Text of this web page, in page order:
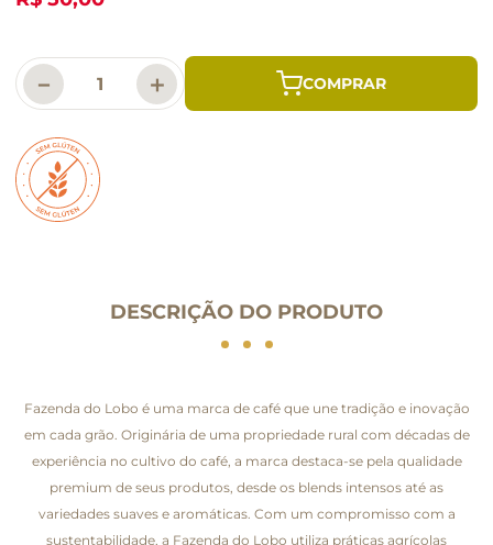
＋
－
DESCRIÇÃO DO PRODUTO
Fazenda do Lobo é uma marca de café que une tradição e inovação
em cada grão. Originária de uma propriedade rural com décadas de
experiência no cultivo do café, a marca destaca-se pela qualidade
premium de seus produtos, desde os blends intensos até as
variedades suaves e aromáticas. Com um compromisso com a
sustentabilidade, a Fazenda do Lobo utiliza práticas agrícolas